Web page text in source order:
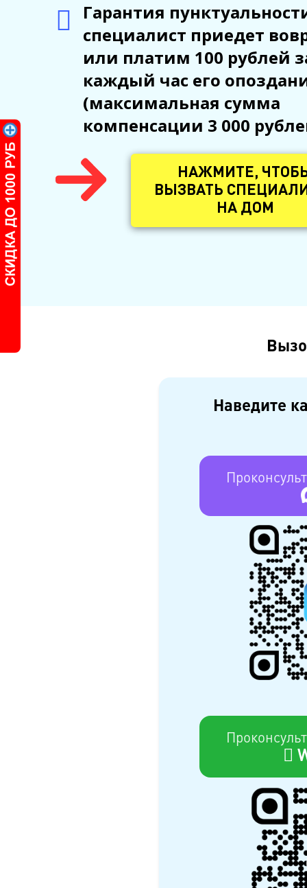
Гарантия
специалист приедет
или платим 100 рублей
каждый час его
(максимальная сумма
компенсации 3 000
НАЖМИТЕ,
ВЫЗВАТЬ
НА ДОМ
Наведите
До конца акции осталось
50
Получите КУПОН на СКИДКУ до
1000 рублей в подарок на вид
ремонта. Для продолжения введите
Ваше имя и Электронную почту.
Имя:
E-mail: